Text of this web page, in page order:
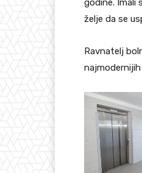
godine. Imali
želje da se
Ravnatelj